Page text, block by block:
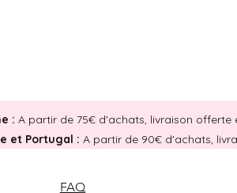
FAQ
: A partir de 75€ d'achats, livraison offerte
et Portugal : A partir de 90€ d'achats,